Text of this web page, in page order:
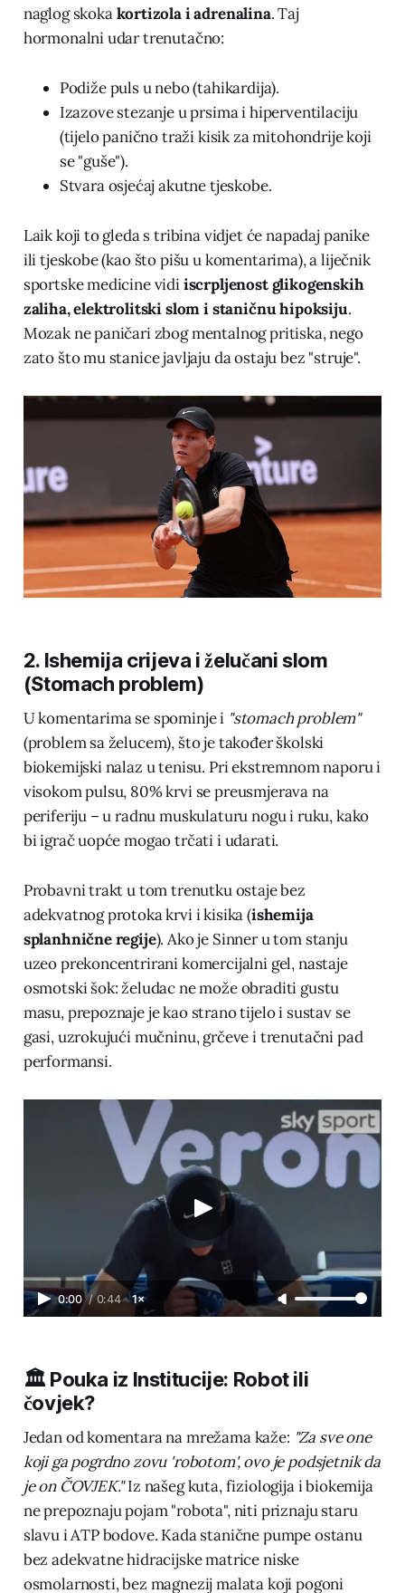
naglog skokakortizola i adrenalina. Taj
hormonalni udar trenutačno:
Podiže puls u nebo (tahikardija).
Izazove stezanje u prsima i hiperventilaciju
(tijelo panično traži kisik za mitohondrije koji
se "guše").
Stvara osjećaj akutne tjeskobe.
Laik koji to gleda s tribina vidjet će napadaj panike
ili tjeskobe (kao što pišu u komentarima), a liječnik
sportske medicine vidiiscrpljenost glikogenskih
zaliha, elektrolitski slom i staničnu hipoksiju.
Mozak ne paničari zbog mentalnog pritiska, nego
zato što mu stanice javljaju da ostaju bez "struje".
2. Ishemija crijeva i želučani slom
(Stomach problem)
U komentarima se spominje i "stomach problem"
(problem sa želucem), što je također školski
biokemijski nalaz u tenisu. Pri ekstremnom naporu i
visokom pulsu, 80% krvi se preusmjerava na
periferiju – u radnu muskulaturu nogu i ruku, kako
bi igrač uopće mogao trčati i udarati.
Probavni trakt u tom trenutku ostaje bez
adekvatnog protoka krvi i kisika (ishemija
splanhnične regije). Ako je Sinner u tom stanju
uzeo prekoncentrirani komercijalni gel, nastaje
osmotski šok: želudac ne može obraditi gustu
masu, prepoznaje je kao strano tijelo i sustav se
gasi, uzrokujući mučninu, grčeve i trenutačni pad
performansi.
0:00 / 0:44 1×
🏛️ Pouka iz Institucije: Robot ili
čovjek?
Jedan od komentara na mrežama kaže: "Za sve one
koji ga pogrdno zovu 'robotom', ovo je podsjetnik da
je on ČOVJEK."Iz našeg kuta, fiziologija i biokemija
ne prepoznaju pojam "robota", niti priznaju staru
slavu i ATP bodove. Kada stanične pumpe ostanu
bez adekvatne hidracijske matrice niske
osmolarnosti, bez magnezij malata koji pogoni